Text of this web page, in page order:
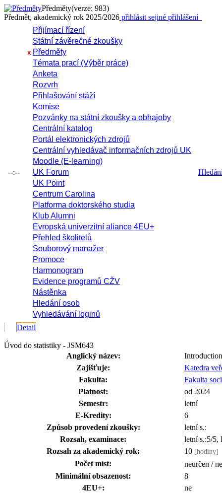
Předměty(verze: 983)
Předmět, akademický rok 2025/2026 přihlásit sejiné přihlášení
--:--
Přijímací řízení
Státní závěrečné zkoušky
x Předměty
Témata prací (Výběr práce)
Anketa
Rozvrh
Přihlašování stáží
Komise
Pozvánky na státní zkoušky a obhajoby
Centrální katalog
Portál elektronických zdrojů
Centrální vyhledávač informačních zdrojů UK
Moodle (E-learning)
UK Forum
UK Point
Centrum Carolina
Platforma doktorského studia
Klub Alumni
Evropská univerzitní aliance 4EU+
Přehled školitelů
Souborový manažer
Promoce
Harmonogram
Evidence programů CŽV
Nástěnka
Hledání osob
Vyhledávání loginů
Detail
Úvod do statistiky - JSM643
Anglický název:
Zajišťuje:
Katedra
Fakulta:
Fakulta
Platnost:
od 2024
Semestr:
letní
E-Kredity:
6
Způsob provedení zkoušky:
letní s.:
Rozsah, examinace:
letní s.:5/
Rozsah za akademický rok:
10 [hodiny]
Počet míst:
neurčen /
Minimální obsazenost:
8
4EU+:
ne